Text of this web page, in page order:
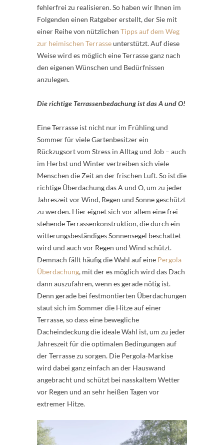
fehlerfrei zu realisieren. So haben wir Ihnen im
Folgenden einen Ratgeber erstellt, der Sie mit
einer Reihe von nützlichen Tipps auf dem Weg
zur heimischen Terrasseunterstützt. Auf diese
Weise wird es möglich eine Terrasse ganz nach
den eigenen Wünschen und Bedürfnissen
anzulegen.
Die richtige Terrassenbedachung ist das A und O!
Eine Terrasse ist nicht nur im Frühling und
Sommer für viele Gartenbesitzer ein
Rückzugsort vom Stress in Alltag und Job – auch
im Herbst und Winter vertreiben sich viele
Menschen die Zeit an der frischen Luft. So ist die
richtige Überdachung das A und O, um zu jeder
Jahreszeit vor Wind, Regen und Sonne geschützt
zu werden. Hier eignet sich vor allem eine frei
stehende Terrassenkonstruktion, die durch ein
witterungsbeständiges Sonnensegel beschattet
wird und auch vor Regen und Wind schützt.
Demnach fällt häufig die Wahl auf eine Pergola
Überdachung, mit der es möglich wird das Dach
dann auszufahren, wenn es gerade nötig ist.
Denn gerade bei festmontierten Überdachungen
staut sich im Sommer die Hitze auf einer
Terrasse, so dass eine bewegliche
Dacheindeckung die ideale Wahl ist, um zu jeder
Jahreszeit für die optimalen Bedingungen auf
der Terrasse zu sorgen. Die Pergola-Markise
wird dabei ganz einfach an der Hauswand
angebracht und schützt bei nasskaltem Wetter
vor Regen und an sehr heißen Tagen vor
extremer Hitze.